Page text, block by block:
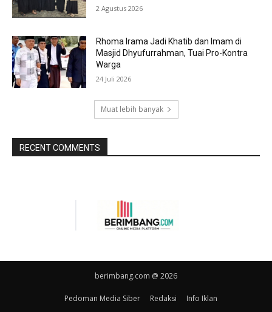
2 Agustus 2026
Rhoma Irama Jadi Khatib dan Imam di
Masjid Dhyufurrahman, Tuai Pro-Kontra
Warga
24 Juli 2026
Muat lebih banyak
RECENT COMMENTS
berimbang.com @ 2026
Pedoman Media Siber Redaksi Info Iklan